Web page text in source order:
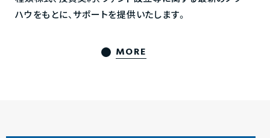
ハウをもとに、サポートを提供いたします。
MORE